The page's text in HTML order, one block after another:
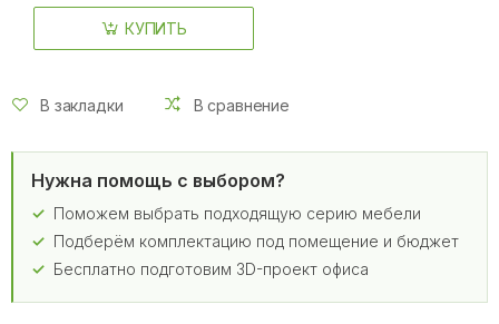
КУПИТЬ
В закладки В сравнение
Нужна помощь с выбором?
Поможем выбрать подходящую серию мебели
Подберём комплектацию под помещение и бюджет
Бесплатно подготовим 3D-проект офиса